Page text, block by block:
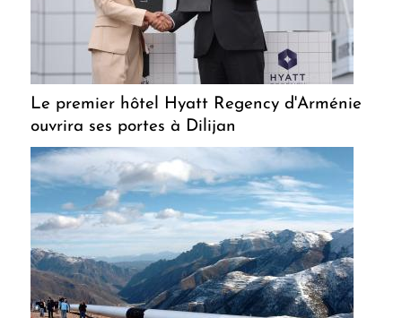
Le premier hôtel Hyatt Regency d'Arménie
ouvrira ses portes à Dilijan